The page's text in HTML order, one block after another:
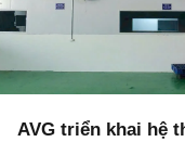
AVG triển khai hệ